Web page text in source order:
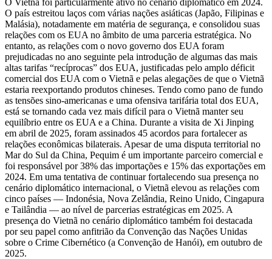
O país estreitou laços com várias nações asiáticas (Japão, Filipinas e
Malásia), notadamente em matéria de segurança, e consolidou suas
relações com os EUA no âmbito de uma parceria estratégica. No
entanto, as relações com o novo governo dos EUA foram
prejudicadas no ano seguinte pela introdução de algumas das mais
altas tarifas “recíprocas” dos EUA, justificadas pelo amplo déficit
comercial dos EUA com o Vietnã e pelas alegações de que o Vietnã
estaria reexportando produtos chineses. Tendo como pano de fundo
as tensões sino-americanas e uma ofensiva tarifária total dos EUA,
está se tornando cada vez mais difícil para o Vietnã manter seu
equilíbrio entre os EUA e a China. Durante a visita de Xi Jinping
em abril de 2025, foram assinados 45 acordos para fortalecer as
relações econômicas bilaterais. Apesar de uma disputa territorial no
Mar do Sul da China, Pequim é um importante parceiro comercial e
foi responsável por 38% das importações e 15% das exportações em
2024. Em uma tentativa de continuar fortalecendo sua presença no
cenário diplomático internacional, o Vietnã elevou as relações com
cinco países — Indonésia, Nova Zelândia, Reino Unido, Cingapura
e Tailândia — ao nível de parcerias estratégicas em 2025. A
presença do Vietnã no cenário diplomático também foi destacada
por seu papel como anfitrião da Convenção das Nações Unidas
sobre o Crime Cibernético (a Convenção de Hanói), em outubro de
2025.